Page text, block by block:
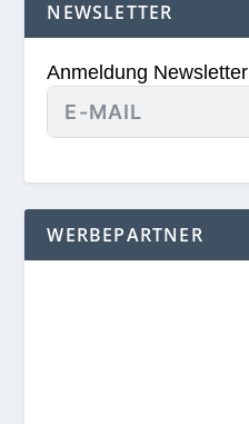
NEWSLETTER
Anmeldung Newsletter
WERBEPARTNER